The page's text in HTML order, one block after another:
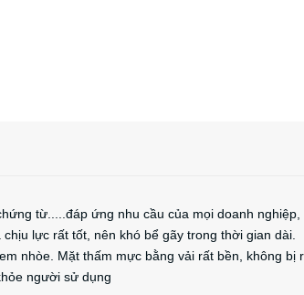
từ.....đáp ứng nhu cầu của mọi doanh nghiệp,
lực rất tốt, nên khó bể gãy trong thời gian dài.
nhòe. Mặt thấm mực bằng vải rất bền, không bị
người sử dụng